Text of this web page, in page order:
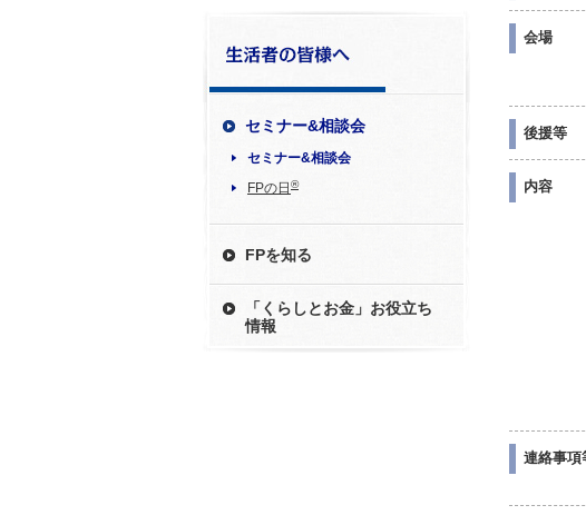
セミナー&相談会
セミナー&相談会
FPの日 ®
FPを知る
「くらしとお金」お役立ち
情報
会場
後援等
内容
連絡事項